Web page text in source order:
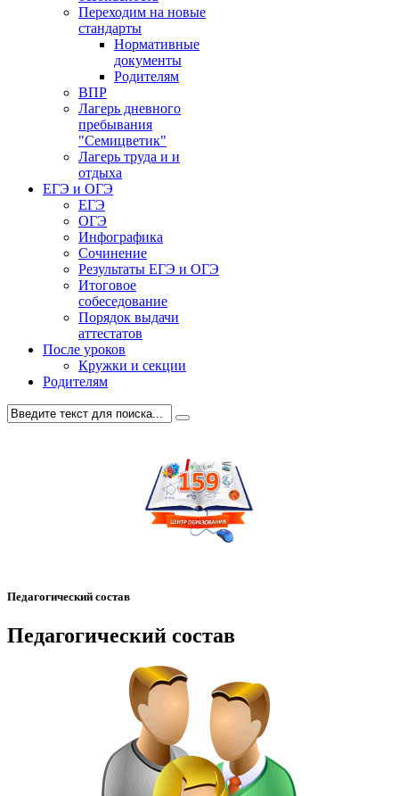
Переходим на новые
стандарты
Нормативные
документы
Родителям
ВПР
Лагерь дневного
пребывания
"Семицветик"
Лагерь труда и и
отдыха
ЕГЭ и ОГЭ
ЕГЭ
ОГЭ
Инфографика
Сочинение
Результаты ЕГЭ и ОГЭ
Итоговое
собеседование
Порядок выдачи
аттестатов
После уроков
Кружки и секции
Родителям
Педагогический состав
Педагогический состав